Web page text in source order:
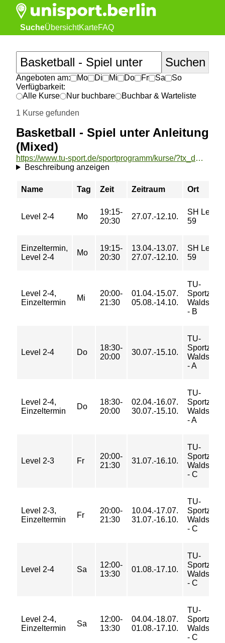
SucheÜbersichtKarteFAQ
Angeboten am: Mo Di Mi Do Fr Sa
So
Verfügbarkeit:
Alle Kurse
Nur buchbare
Buchbar & Warteliste
1 Kurse gefunden
Basketball - Spiel unter Anleitung
(Mixed)
https://www.tu-sport.de/sportprogramm/kurse/?tx_dwzeh_courses%5Baction%5D=show&tx_dwzeh_courses%5BsportsDescription%5D=672&cHash=656c54fd11091415dd2118aaff8325f2
Beschreibung anzeigen
Name Tag Zeit Zeitraum Ort
Level 2-4 Mo
19:15-
20:30
27.07.-12.10.
SH
59
Einzeltermin,
Level 2-4
Mo
19:15-
20:30
13.04.-13.07.
27.07.-12.10.
SH
59
Level 2-4,
Einzeltermin
Mi
20:00-
21:30
01.04.-15.07.
05.08.-14.10.
TU-
- B
Level 2-4 Do
18:30-
20:00
30.07.-15.10.
TU-
- A
Level 2-4,
Einzeltermin
Do
18:30-
20:00
02.04.-16.07.
30.07.-15.10.
TU-
- A
Level 2-3 Fr
20:00-
21:30
31.07.-16.10.
TU-
- C
Level 2-3,
Einzeltermin
Fr
20:00-
21:30
10.04.-17.07.
31.07.-16.10.
TU-
- C
Level 2-4 Sa
12:00-
13:30
01.08.-17.10.
TU-
- C
Level 2-4,
Einzeltermin
Sa
12:00-
13:30
04.04.-18.07.
01.08.-17.10.
TU-
- C